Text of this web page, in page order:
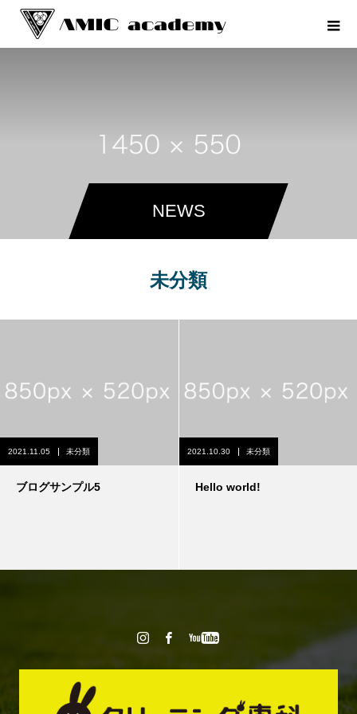
NEWS
未分類
2021.11.05 未分類
ブログサンプル5
2021.10.30 未分類
Hello world!